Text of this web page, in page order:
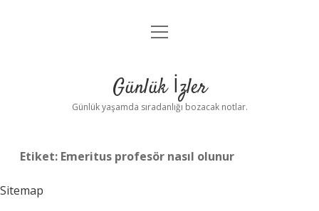
Anasayfa
Yasal Uyarı
menüyü
Günlük İzler
Günlük yaşamda sıradanlığı bozacak notlar.
Etiket: Emeritus profesör nasıl olunur
Sitemap